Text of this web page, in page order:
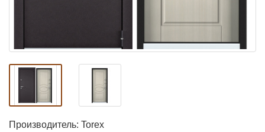
Производитель: Torex